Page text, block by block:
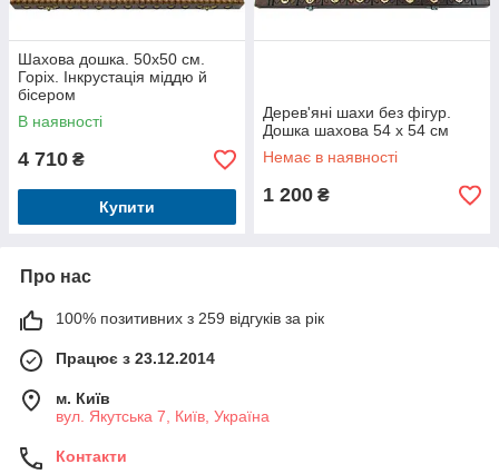
Шахова дошка. 50х50 см.
Горіх. Інкрустація міддю й
бісером
В наявності
4 710 ₴
Купити
Дерев'яні шахи без фігур.
Дошка шахова 54 х 54 см
Немає в наявності
1 200 ₴
Про нас
100% позитивних з 259 відгуків за рік
Працює з 23.12.2014
м. Київ
вул. Якутська 7, Київ, Україна
Контакти